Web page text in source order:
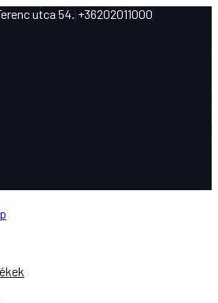
utca 54. +36202011000